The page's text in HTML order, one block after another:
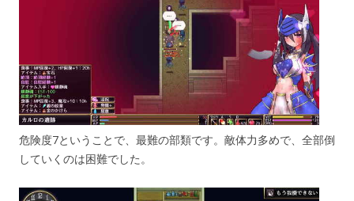
危険度7ということで、最難の部類です。敵体力多めで、全部倒
していくのは困難でした。